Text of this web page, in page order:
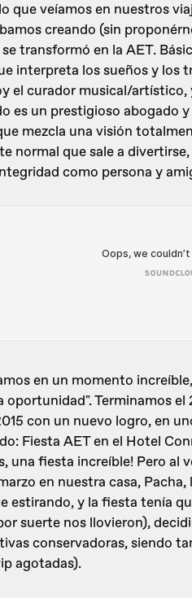
que veíamos en nuestros
creando (sin
transformó en la AET.
interpreta los sueños y los
el curador musical/
es un prestigioso abogado
mezcla una visión
normal que sale a
como persona y
en un momento
oportunidad". Terminamos
con un nuevo logro, en
Fiesta AET en el Hotel
una fiesta increíble! Pero al
en nuestra casa,
estirando, y la fiesta tenía
suerte nos llovieron),
conservadoras, siendo
agotadas).